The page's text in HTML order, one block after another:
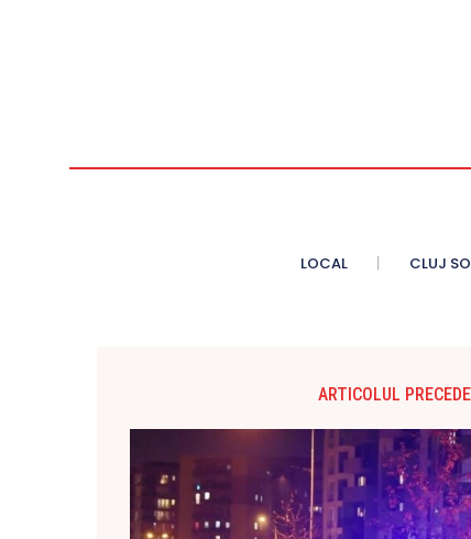
LOCAL CLUJ
ARTICOLUL